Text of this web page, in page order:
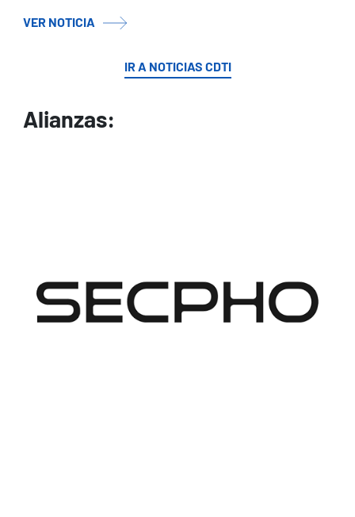
VER NOTICIA
IR A NOTICIAS CDTI
Alianzas: